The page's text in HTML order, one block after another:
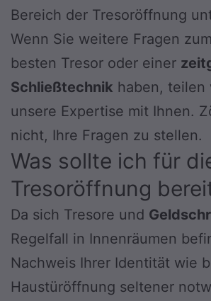
Bereich der Tresoröffnung
Wenn Sie weitere Fragen
besten Tresor oder einer
Schließtechnik haben, teilen
unsere Expertise mit Ihnen.
nicht, Ihre Fragen zu stellen.
Was sollte ich für
Tresoröffnung
Da sich Tresore und
Regelfall in Innenräumen
Nachweis Ihrer Identität wie
Haustüröffnung seltener